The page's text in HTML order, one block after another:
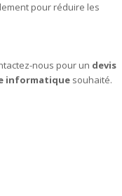
pour réduire les
nous pour un devis
informatique souhaité.